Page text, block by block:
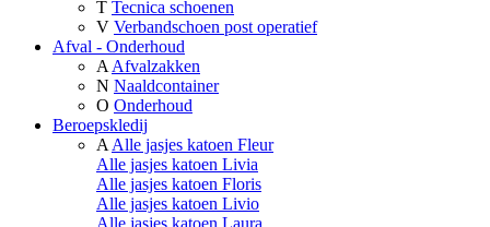
T Tecnica schoenen
V Verbandschoen post operatief
Afval - Onderhoud
A Afvalzakken
N Naaldcontainer
O Onderhoud
Beroepskledij
A Alle jasjes katoen Fleur
Alle jasjes katoen Livia
Alle jasjes katoen Floris
Alle jasjes katoen Livio